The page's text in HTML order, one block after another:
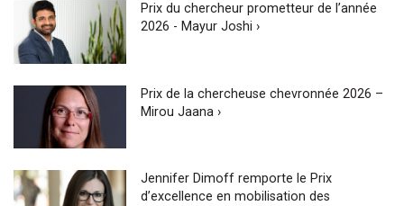
Prix du chercheur prometteur de l’année
2026 - Mayur Joshi ›
Prix de la chercheuse chevronnée 2026 –
Mirou Jaana ›
Jennifer Dimoff remporte le Prix
d’excellence en mobilisation des